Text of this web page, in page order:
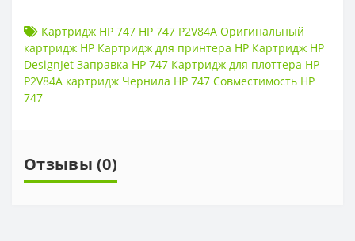
Картридж HP 747 HP 747 P2V84A Оригинальный
картридж HP Картридж для принтера HP Картридж HP
DesignJet Заправка HP 747 Картридж для плоттера HP
P2V84A картридж Чернила HP 747 Совместимость HP
747
Отзывы (0)